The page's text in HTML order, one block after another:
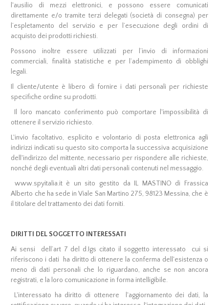
l'ausilio di mezzi elettronici, e possono essere comunicati
direttamente e/o tramite terzi delegati (società di consegna) per
l’espletamento del servizio e per l’esecuzione degli ordini di
acquisto dei prodotti richiesti.
Possono inoltre essere utilizzati per l’invio di informazioni
commerciali, finalità statistiche e per l’adempimento di obblighi
legali.
Il cliente/utente è libero di fornire i dati personali per richieste
specifiche ordine su prodotti.
Il loro mancato conferimento può comportare l'impossibilità di
ottenere il servizio richiesto.
L'invio facoltativo, esplicito e volontario di posta elettronica agli
indirizzi indicati su questo sito comporta la successiva acquisizione
dell'indirizzo del mittente, necessario per rispondere alle richieste,
nonché degli eventuali altri dati personali contenuti nel messaggio.
www.spyitalia.it è un sito gestito da IL MASTINO di Frassica
Alberto che ha sede in Viale San Martino 275, 98123 Messina, che è
il titolare del trattamento dei dati forniti.
DIRITTI DEL SOGGETTO INTERESSATI
Ai sensi dell’art 7 del d.Igs citato il soggetto interessato cui si
riferiscono i dati ha diritto di ottenere la conferma dell'esistenza o
meno di dati personali che lo riguardano, anche se non ancora
registrati, e la loro comunicazione in forma intelligibile.
L'interessato ha diritto di ottenere l'aggiornamento dei dati, la